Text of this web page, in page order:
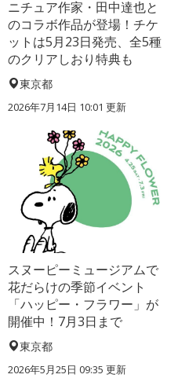
ニチュア作家・田中達也と
のコラボ作品が登場！チケ
ットは5月23日発売、全5種
のクリアしおり特典も
東京都
2026年7月14日 10:01 更新
スヌーピーミュージアムで
花だらけの季節イベント
「ハッピー・フラワー」が
開催中！7月3日まで
東京都
2026年5月25日 09:35 更新